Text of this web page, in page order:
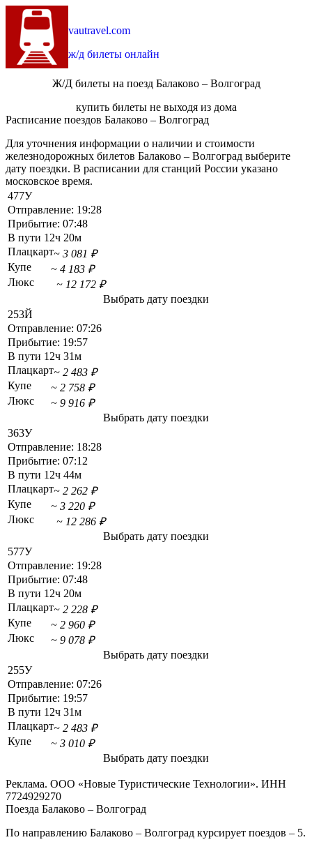
vautravel.com
ж/д билеты онлайн
Ж/Д билеты на поезд Балаково – Волгоград
купить билеты не выходя из дома
Расписание поездов Балаково – Волгоград
Для уточнения информации о наличии и стоимости
железнодорожных билетов Балаково – Волгоград выберите
дату поездки. В расписании для станций России указано
московское время.
477У
Отправление: 19:28
Прибытие: 07:48
В пути 12ч 20м
Плацкарт~ 3 081 ₽
Купе
~ 4 183 ₽
Люкс
~ 12 172 ₽
Выбрать дату поездки
253Й
Отправление: 07:26
Прибытие: 19:57
В пути 12ч 31м
Плацкарт~ 2 483 ₽
Купе
~ 2 758 ₽
Люкс
~ 9 916 ₽
Выбрать дату поездки
363У
Отправление: 18:28
Прибытие: 07:12
В пути 12ч 44м
Плацкарт~ 2 262 ₽
Купе
~ 3 220 ₽
Люкс
~ 12 286 ₽
Выбрать дату поездки
577У
Отправление: 19:28
Прибытие: 07:48
В пути 12ч 20м
Плацкарт~ 2 228 ₽
Купе
~ 2 960 ₽
Люкс
~ 9 078 ₽
Выбрать дату поездки
255У
Отправление: 07:26
Прибытие: 19:57
В пути 12ч 31м
Плацкарт~ 2 483 ₽
Купе
~ 3 010 ₽
Выбрать дату поездки
Реклама. ООО «Новые Туристические Технологии». ИНН
7724929270
Поезда Балаково – Волгоград
По направлению Балаково – Волгоград курсирует поездов – 5.